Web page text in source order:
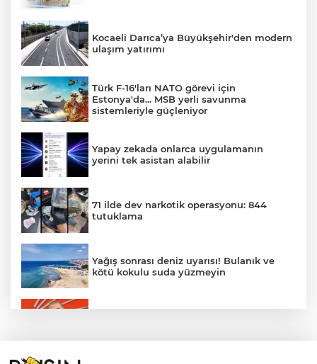
Kocaeli Darıca’ya Büyükşehir'den modern
ulaşım yatırımı
Türk F-16'ları NATO görevi için
Estonya'da... MSB yerli savunma
sistemleriyle güçleniyor
Yapay zekada onlarca uygulamanın
yerini tek asistan alabilir
71 ilde dev narkotik operasyonu: 844
tutuklama
Yağış sonrası deniz uyarısı! Bulanık ve
kötü kokulu suda yüzmeyin